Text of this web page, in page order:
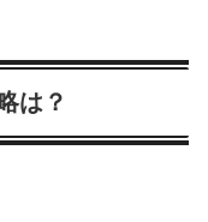
は？